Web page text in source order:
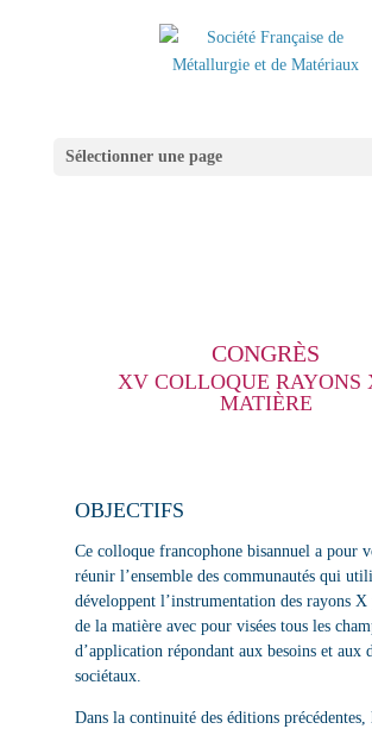
Sélectionner une page
CONGRÈS
XV COLLOQUE RAYONS
MATIÈRE
OBJECTIFS
Ce colloque francophone bisannuel a pour
réunir l’ensemble des communautés qui
développent l’instrumentation des rayons X
de la matière avec pour visées tous les
d’application répondant aux besoins et aux
sociétaux.
Dans la continuité des éditions précédentes,